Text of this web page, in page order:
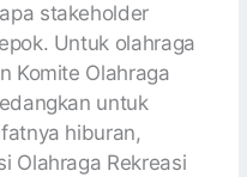
stakeholder
Untuk olahraga
Komite Olahraga
untuk
hiburan,
Olahraga Rekreasi